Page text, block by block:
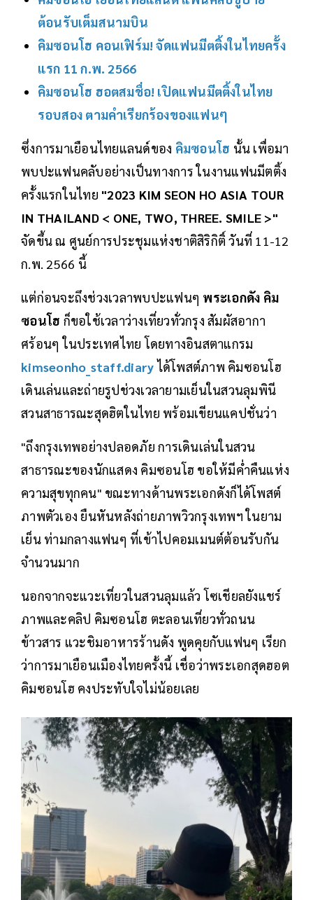
ต้อนรับเต็มสนามบิน
คิมซอนโฮ คอนเฟิร์ม! จัดแฟนมีตติ้งในไทยครั้ง
แรก 11 ก.พ. 2566
คิมซอนโฮ ฮอตสมชื่อ! เปิดแฟนมีตติ้งในไทย
รอบสอง ตามคำเรียกร้องของแฟนๆ
ซึ่งการมาเยือนไทยแลนด์ของ คิมซอนโฮ นั้น เพื่อมา
พบปะแฟนคลับอย่างเป็นทางการ ในงานแฟนมีตติ้ง
ครั้งแรกในไทย "2023 KIM SEON HO ASIA TOUR
IN THAILAND < ONE, TWO, THREE. SMILE >"
จัดขึ้นณ ศูนย์การประชุมแห่งชาติสิริกิติ์ วันที่ 11-12
ก.พ. 2566 นี้
แต่ก่อนจะถึงช่วงเวลาพบปะแฟนๆ พระเอกดัง คิม
ซอนโฮ ก็ขอใช้เวลาว่างเที่ยวทั่วกรุง สัมผัสอากา
ศร้อนๆ ในประเทศไทย โดยทางอินสตาแกรม
kimseonho_staff.diary ได้โพสต์ภาพ คิมซอนโฮ
เดินเล่นและถ่ายรูปช่วงเวลายามเย็นในสวนลุมพินี
สวนสาธารณะสุดฮิตในไทย พร้อมเขียนแคปชั่นว่า
"ถึงกรุงเทพอย่างปลอดภัย การเดินเล่นในสวน
สาธารณะของนักแสดง คิมซอนโฮ ขอให้มีค่ำคืนแห่ง
ความสุขทุกคน" ขณะทางด้านพระเอกดังก็ได้โพสต์
ภาพตัวเอง ยืนหันหลังถ่ายภาพวิวกรุงเทพฯ ในยาม
เย็น ท่ามกลางแฟนๆ ที่เข้าไปคอมเมนต์ต้อนรับกัน
จำนวนมาก
นอกจากจะแวะเที่ยวในสวนลุมแล้ว โซเชียลยังแชร์
ภาพและคลิป คิมซอนโฮ ตะลอนเที่ยวทั่วถนน
ข้าวสาร แวะชิมอาหารร้านดัง พูดคุยกับแฟนๆ เรียก
ว่าการมาเยือนเมืองไทยครั้งนี้ เชื่อว่าพระเอกสุดฮอต
คิมซอนโฮ คงประทับใจไม่น้อยเลย